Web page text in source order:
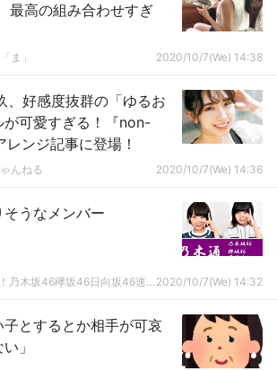
最高の組み合わせすぎ
ま」 2020/10/7(We) 14:38
、好感度抜群の「ゆるお
が可愛すぎる！『non-
ンジ記事に登場！
んねる 2020/10/7(We) 14:36
うなメンバー
乃木通☆世界最速！乃木坂46欅坂46日向坂46速報まとめ 2020/10/7(We) 14:32
とするとか相手が可哀
」